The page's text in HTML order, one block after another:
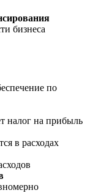
бизнеса
по
налог на прибыль
в расходах